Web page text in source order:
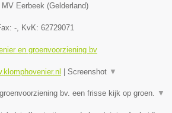
MV Eerbeek (Gelderland)
- , KvK: 62729071
en groenvoorziening bv
Screenshot ▼
bv. een frisse kijk op groen. ▼